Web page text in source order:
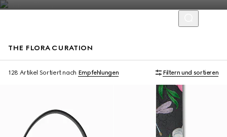
THE FLORA CURATION
128 Artikel Sortiert nach Empfehlungen Filtern und sortieren